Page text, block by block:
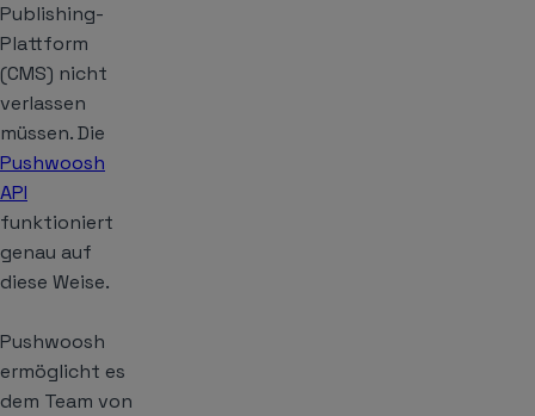
Publishing-
Plattform
(CMS) nicht
verlassen
müssen. Die
Pushwoosh
API
funktioniert
genau auf
diese Weise.
Pushwoosh
ermöglicht es
dem Team von